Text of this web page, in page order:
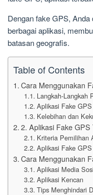
Dengan fake GPS,
berbagai aplikasi,
batasan geografis.
Table of Contents
Cara Menggunakan
Langkah-Langkah
Aplikasi Fake
Kelebihan dan
2. Aplikasi Fake GPS
Kriteria Pemilihan
Aplikasi Fake
Cara Menggunakan
Aplikasi Media
Aplikasi Kencan
Tips Menghindari